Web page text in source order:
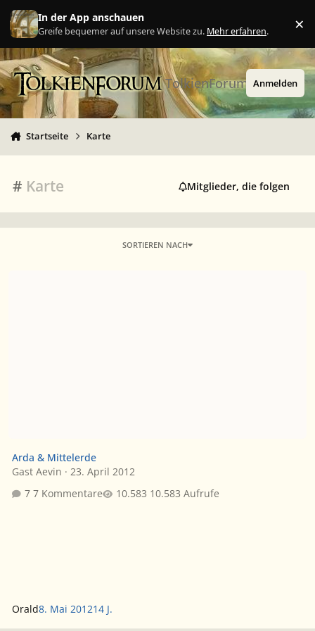
Zu Inhalt springen
In der App anschauen
Greife bequemer auf unsere Website zu. Mehr erfahren. ×
TolkienForum Anmelden
Startseite Karte
# Karte Mitglieder, die folgen
SORTIEREN NACH
Arda & Mittelerde
Gast Aevin · 23. April 2012
7 Kommentare
10.583 Aufrufe
Orald8. Mai 201214 J.